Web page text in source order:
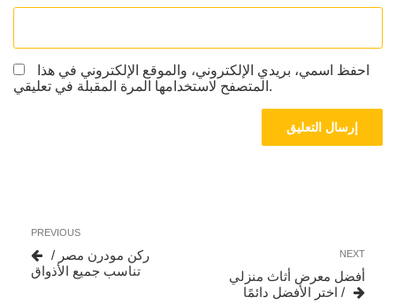
احفظ اسمي، بريدي الإلكتروني، والموقع الإلكتروني في هذا
المتصفح لاستخدامها المرة المقبلة في تعليقي.
المقالات
Previous
Post
PREVIOUS
ركن مودرن مصر /
تناسب جميع الأذواق
Next
Post
NEXT
أفضل معرض أثاث منزلي
/ اختر الأفضل دائمًا